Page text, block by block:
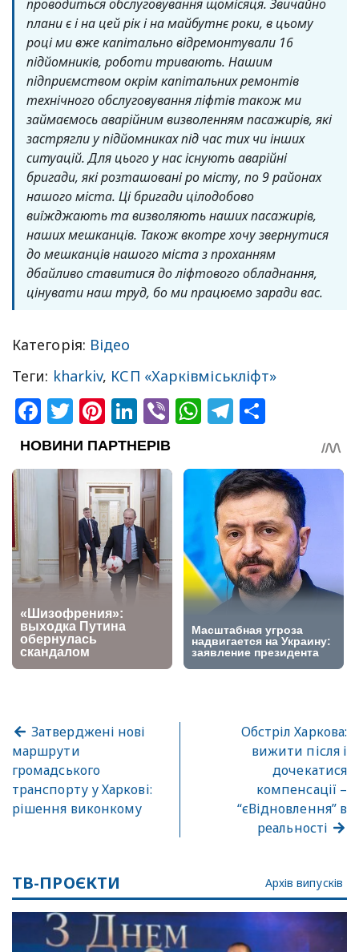
проводиться обслуговування щомісяця. Звичайно
плани є і на цей рік і на майбутнє роки, в цьому
році ми вже капітально відремонтували 16
підйомників, роботи тривають. Нашим
підприємством окрім капітальних ремонтів
технічного обслуговування ліфтів також ми
займаємось аварійним визволенням пасажирів, які
застрягли у підйомниках під час тих чи інших
ситуацій. Для цього у нас існують аварійні
бригади, які розташовані ро місту, по 9 районах
нашого міста. Ці бригади цілодобово
виїжджають та визволяють наших пасажирів,
наших мешканців. Також вкотре хочу звернутися
до мешканців нашого міста з проханням
дбайливо ставитися до ліфтового обладнання,
цінувати наш труд, бо ми працюємо заради вас.
Категорія: Відео
Теги: kharkiv, КСП «Харківміськліфт»
Facebook
Twitter
Pinterest
LinkedIn
ViberWhatsApp
Telegram
Затверджені нові
маршрути
громадського
транспорту у Харкові:
рішення виконкому
Обстріл Харкова:
вижити після і
дочекатися
компенсації –
“єВідновлення” в
реальності
ТВ-ПРОЄКТИ Архів випусків